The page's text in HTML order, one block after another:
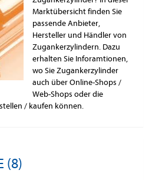
Marktübersicht finden Sie
passende Anbieter,
Hersteller und Händler von
Zugankerzylindern. Dazu
erhalten Sie Inforamtionen,
wo Sie Zugankerzylinder
auch über Online-Shops /
Web-Shops oder die
/ kaufen können.
(8)